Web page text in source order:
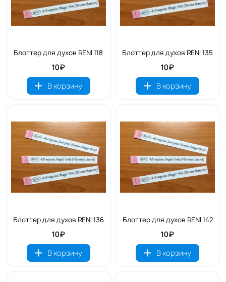
Блоттер для духов RENI 118
10₽
В корзину
Блоттер для духов RENI 135
10₽
В корзину
Блоттер для духов RENI 136
10₽
В корзину
Блоттер для духов RENI 142
10₽
В корзину